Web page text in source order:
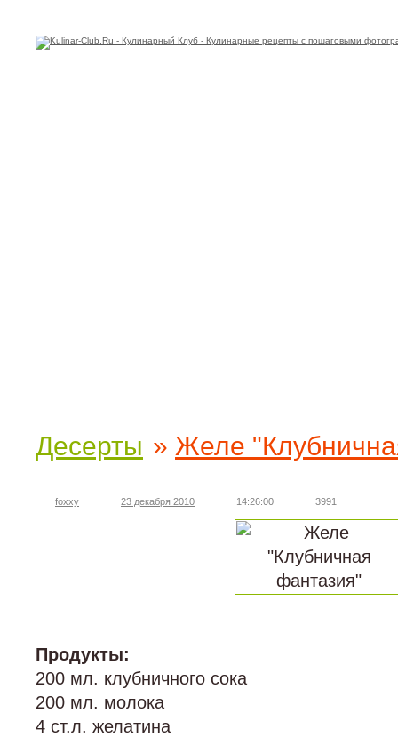
Десерты » Желе
foxxy 23 декабря 2010 14:26:00 3991
Продукты:
200 мл. клубничного сока
200 мл. молока
4 ст.л. желатина